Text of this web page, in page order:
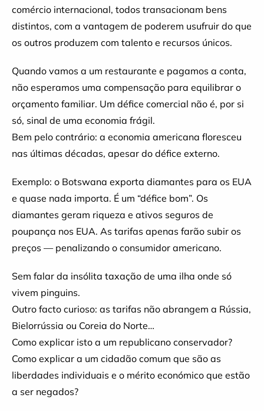
comércio internacional, todos transacionam bens
distintos, com a vantagem de poderem usufruir do que
os outros produzem com talento e recursos únicos.
Quando vamos a um restaurante e pagamos a conta,
não esperamos uma compensação para equilibrar o
orçamento familiar. Um défice comercial não é, por si
só, sinal de uma economia frágil.
Bem pelo contrário: a economia americana floresceu
nas últimas décadas, apesar do défice externo.
Exemplo: o Botswana exporta diamantes para os EUA
e quase nada importa. É um “défice bom”. Os
diamantes geram riqueza e ativos seguros de
poupança nos EUA. As tarifas apenas farão subir os
preços — penalizando o consumidor americano.
Sem falar da insólita taxação de uma ilha onde só
vivem pinguins.
Outro facto curioso: as tarifas não abrangem a Rússia,
Bielorrússia ou Coreia do Norte…
Como explicar isto a um republicano conservador?
Como explicar a um cidadão comum que são as
liberdades individuais e o mérito económico que estão
a ser negados?